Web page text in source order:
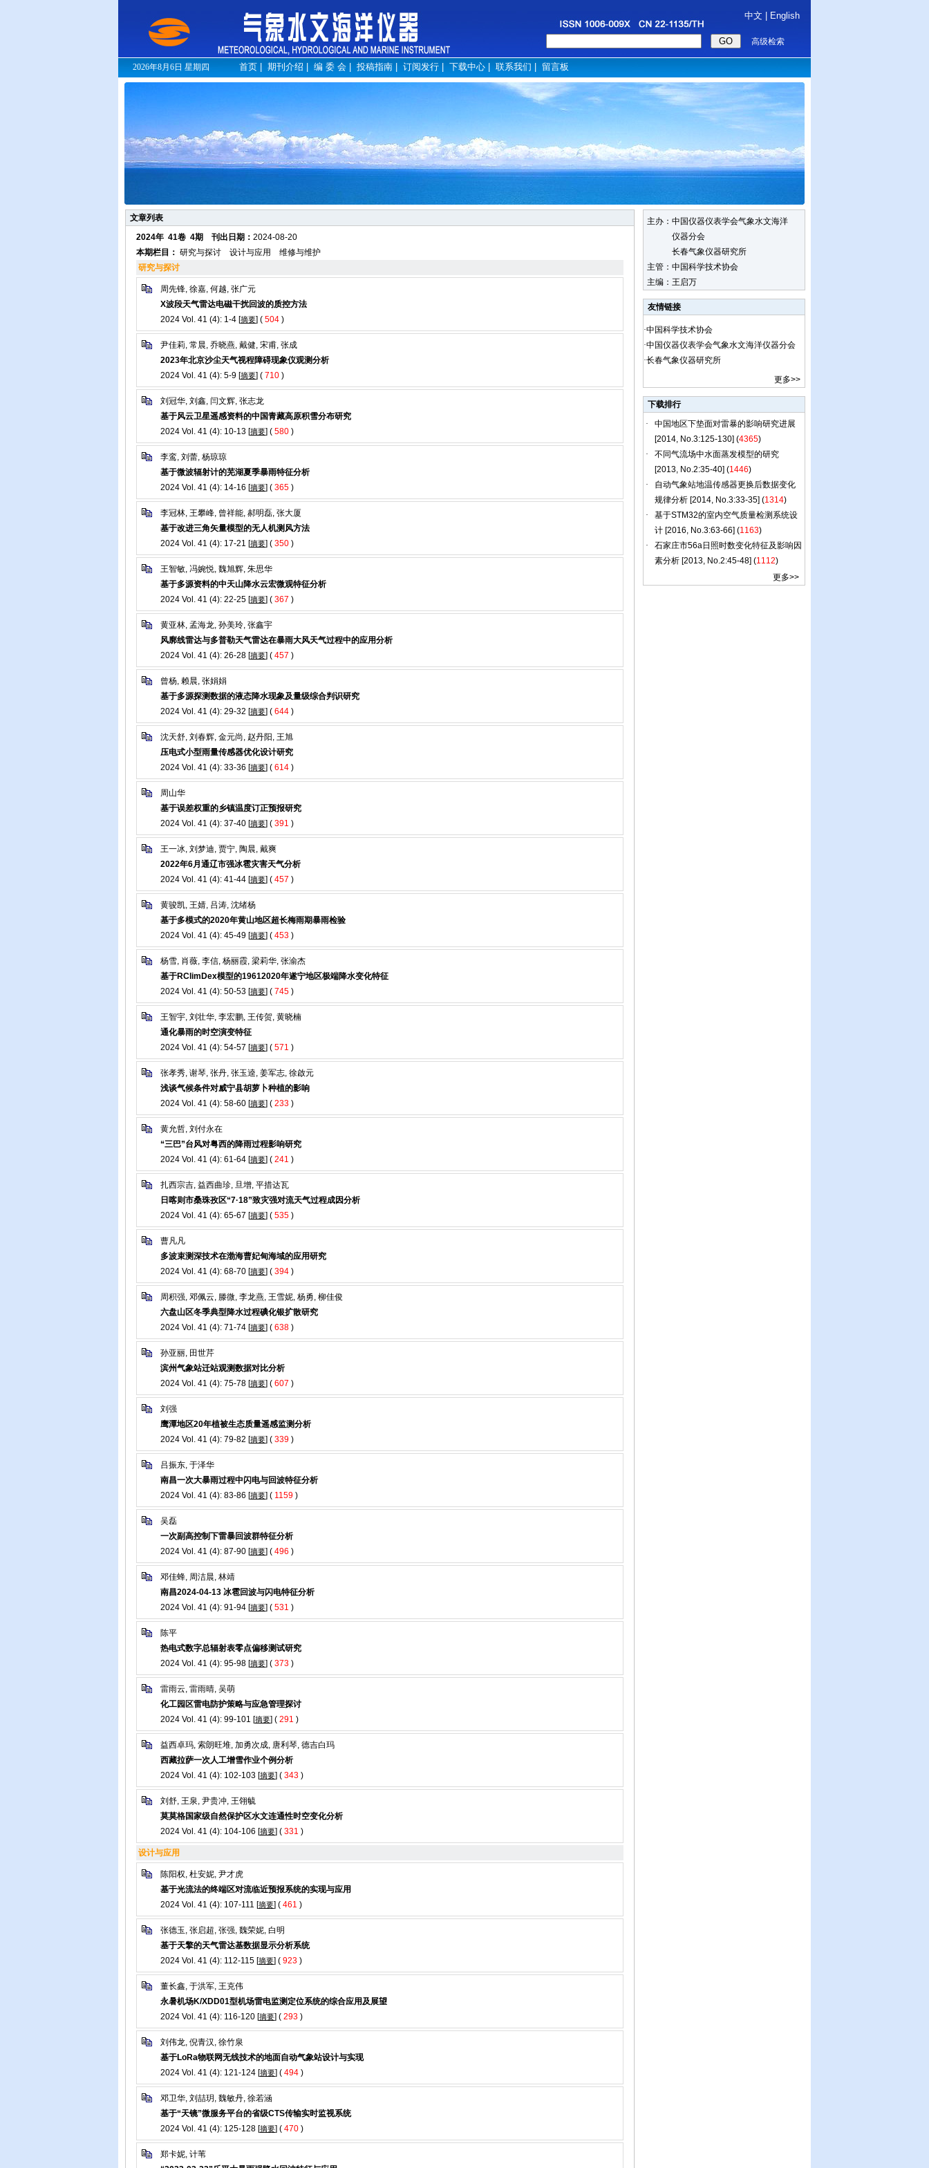
中文 English
高级检索
2026年8月6日 星期四 首页 期刊介绍 编 委 会 投稿指南 订阅发行 下载中心 联系我们 留言板
文章列表
2024年 41卷 4期
刊出日期： 2024-08-20
本期栏目： 研究与探讨 设计与应用
维修与维护
研究与探讨
周先锋, 徐嘉, 何越, 张广元
X波段天气雷达电磁干扰回波的质控方法
2024 Vol. 41 (4): 1-4 [摘要] ( 504 )
尹佳莉, 常晨, 乔晓燕, 戴健, 宋甫, 张成
2023年北京沙尘天气视程障碍现象仪观测分析
2024 Vol. 41 (4): 5-9 [摘要] ( 710 )
刘冠华, 刘鑫, 闫文辉, 张志龙
基于风云卫星遥感资料的中国青藏高原积雪分布研究
2024 Vol. 41 (4): 10-13 [摘要] ( 580 )
李鸾, 刘蕾, 杨琼琼
基于微波辐射计的芜湖夏季暴雨特征分析
2024 Vol. 41 (4): 14-16 [摘要] ( 365 )
李冠林, 王攀峰, 曾祥能, 郝明磊, 张大厦
基于改进三角矢量模型的无人机测风方法
2024 Vol. 41 (4): 17-21 [摘要] ( 350 )
王智敏, 冯婉悦, 魏旭辉, 朱思华
基于多源资料的中天山降水云宏微观特征分析
2024 Vol. 41 (4): 22-25 [摘要] ( 367 )
黄亚林, 孟海龙, 孙美玲, 张鑫宇
风廓线雷达与多普勒天气雷达在暴雨大风天气过程中的应用分析
2024 Vol. 41 (4): 26-28 [摘要] ( 457 )
曾杨, 赖晨, 张娟娟
基于多源探测数据的液态降水现象及量级综合判识研究
2024 Vol. 41 (4): 29-32 [摘要] ( 644 )
沈天舒, 刘春辉, 金元尚, 赵丹阳, 王旭
压电式小型雨量传感器优化设计研究
2024 Vol. 41 (4): 33-36 [摘要] ( 614 )
周山华
基于误差权重的乡镇温度订正预报研究
2024 Vol. 41 (4): 37-40 [摘要] ( 391 )
王一冰, 刘梦迪, 贾宁, 陶晨, 戴爽
2022年6月通辽市强冰雹灾害天气分析
2024 Vol. 41 (4): 41-44 [摘要] ( 457 )
黄骏凯, 王婧, 吕涛, 沈绪杨
基于多模式的2020年黄山地区超长梅雨期暴雨检验
2024 Vol. 41 (4): 45-49 [摘要] ( 453 )
杨雪, 肖薇, 李信, 杨丽霞, 梁莉华, 张渝杰
基于RClimDex模型的19612020年遂宁地区极端降水变化特征
2024 Vol. 41 (4): 50-53 [摘要] ( 745 )
王智宇, 刘壮华, 李宏鹏, 王传贺, 黄晓楠
通化暴雨的时空演变特征
2024 Vol. 41 (4): 54-57 [摘要] ( 571 )
张孝秀, 谢琴, 张丹, 张玉逵, 姜军志, 徐啟元
浅谈气候条件对威宁县胡萝卜种植的影响
2024 Vol. 41 (4): 58-60 [摘要] ( 233 )
黄允哲, 刘付永在
“三巴”台风对粤西的降雨过程影响研究
2024 Vol. 41 (4): 61-64 [摘要] ( 241 )
扎西宗吉, 益西曲珍, 旦增, 平措达瓦
日喀则市桑珠孜区“7·18”致灾强对流天气过程成因分析
2024 Vol. 41 (4): 65-67 [摘要] ( 535 )
曹凡凡
多波束测深技术在渤海曹妃甸海域的应用研究
2024 Vol. 41 (4): 68-70 [摘要] ( 394 )
周积强, 邓佩云, 滕微, 李龙燕, 王雪妮, 杨勇, 柳佳俊
六盘山区冬季典型降水过程碘化银扩散研究
2024 Vol. 41 (4): 71-74 [摘要] ( 638 )
孙亚丽, 田世芹
滨州气象站迁站观测数据对比分析
2024 Vol. 41 (4): 75-78 [摘要] ( 607 )
刘强
鹰潭地区20年植被生态质量遥感监测分析
2024 Vol. 41 (4): 79-82 [摘要] ( 339 )
吕振东, 于泽华
南昌一次大暴雨过程中闪电与回波特征分析
2024 Vol. 41 (4): 83-86 [摘要] ( 1159 )
吴磊
一次副高控制下雷暴回波群特征分析
2024 Vol. 41 (4): 87-90 [摘要] ( 496 )
邓佳蜂, 周洁晨, 林靖
南昌2024-04-13 冰雹回波与闪电特征分析
2024 Vol. 41 (4): 91-94 [摘要] ( 531 )
陈平
热电式数字总辐射表零点偏移测试研究
2024 Vol. 41 (4): 95-98 [摘要] ( 373 )
雷雨云, 雷雨晴, 吴萌
化工园区雷电防护策略与应急管理探讨
2024 Vol. 41 (4): 99-101 [摘要] ( 291 )
益西卓玛, 索朗旺堆, 加勇次成, 唐利琴, 德吉白玛
西藏拉萨一次人工增雪作业个例分析
2024 Vol. 41 (4): 102-103 [摘要] ( 343 )
刘舒, 王泉, 尹贵冲, 王翎毓
莫莫格国家级自然保护区水文连通性时空变化分析
2024 Vol. 41 (4): 104-106 [摘要] ( 331 )
设计与应用
陈阳权, 杜安妮, 尹才虎
基于光流法的终端区对流临近预报系统的实现与应用
2024 Vol. 41 (4): 107-111 [摘要] ( 461 )
张德玉, 张启超, 张强, 魏荣妮, 白明
基于天擎的天气雷达基数据显示分析系统
2024 Vol. 41 (4): 112-115 [摘要] ( 923 )
董长鑫, 于洪军, 王克伟
永暑机场K/XDD01型机场雷电监测定位系统的综合应用及展望
2024 Vol. 41 (4): 116-120 [摘要] ( 293 )
刘伟龙, 倪青汉, 徐竹泉
基于LoRa物联网无线技术的地面自动气象站设计与实现
2024 Vol. 41 (4): 121-124 [摘要] ( 494 )
邓卫华, 刘喆玥, 魏敏丹, 徐若涵
基于“天镜”微服务平台的省级CTS传输实时监视系统
2024 Vol. 41 (4): 125-128 [摘要] ( 470 )
郑卡妮, 计苇
主办：中国仪器仪表学会气象水文海洋
仪器分会
长春气象仪器研究所
主管：中国科学技术协会
主编：王启万
友情链接
·中国科学技术协会
·中国仪器仪表学会气象水文海洋仪器分会
·长春气象仪器研究所
更多>>
下载排行
更多>>